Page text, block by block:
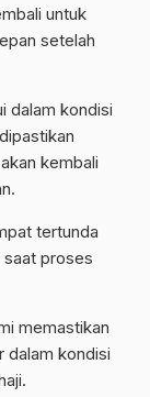
untuk
setelah
dalam kondisi
kembali
tertunda
proses
memastikan
dalam kondisi